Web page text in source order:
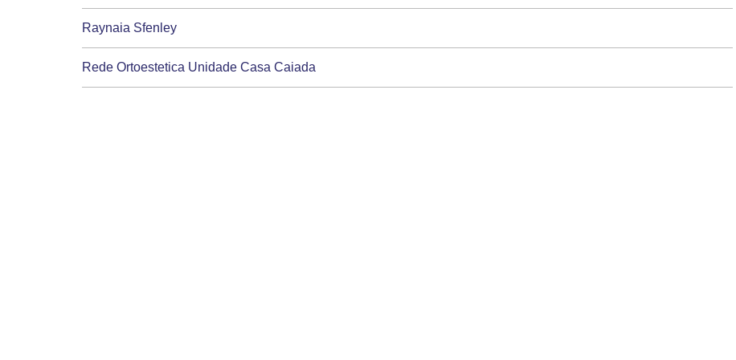
Raynaia Sfenley
Rede Ortoestetica Unidade Casa Caiada